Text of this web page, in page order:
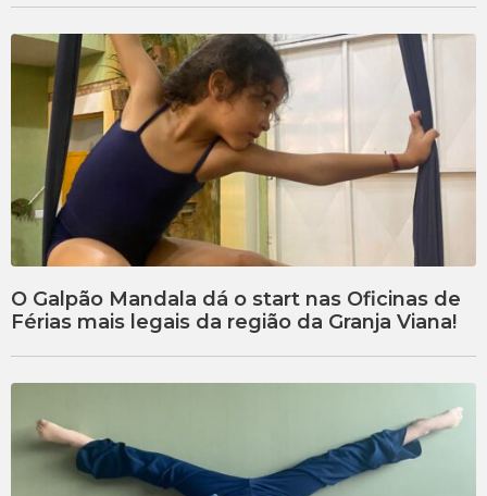
O Galpão Mandala dá o start nas Oficinas de
Férias mais legais da região da Granja Viana!